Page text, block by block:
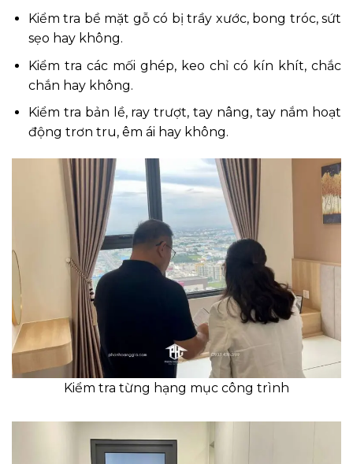
Kiểm tra bề mặt gỗ có bị trầy xước, bong tróc, sứt
sẹo hay không.
Kiểm tra các mối ghép, keo chỉ có kín khít, chắc
chắn hay không.
Kiểm tra bản lề, ray trượt, tay nâng, tay nắm hoạt
động trơn tru, êm ái hay không.
Kiểm tra từng hạng mục công trình